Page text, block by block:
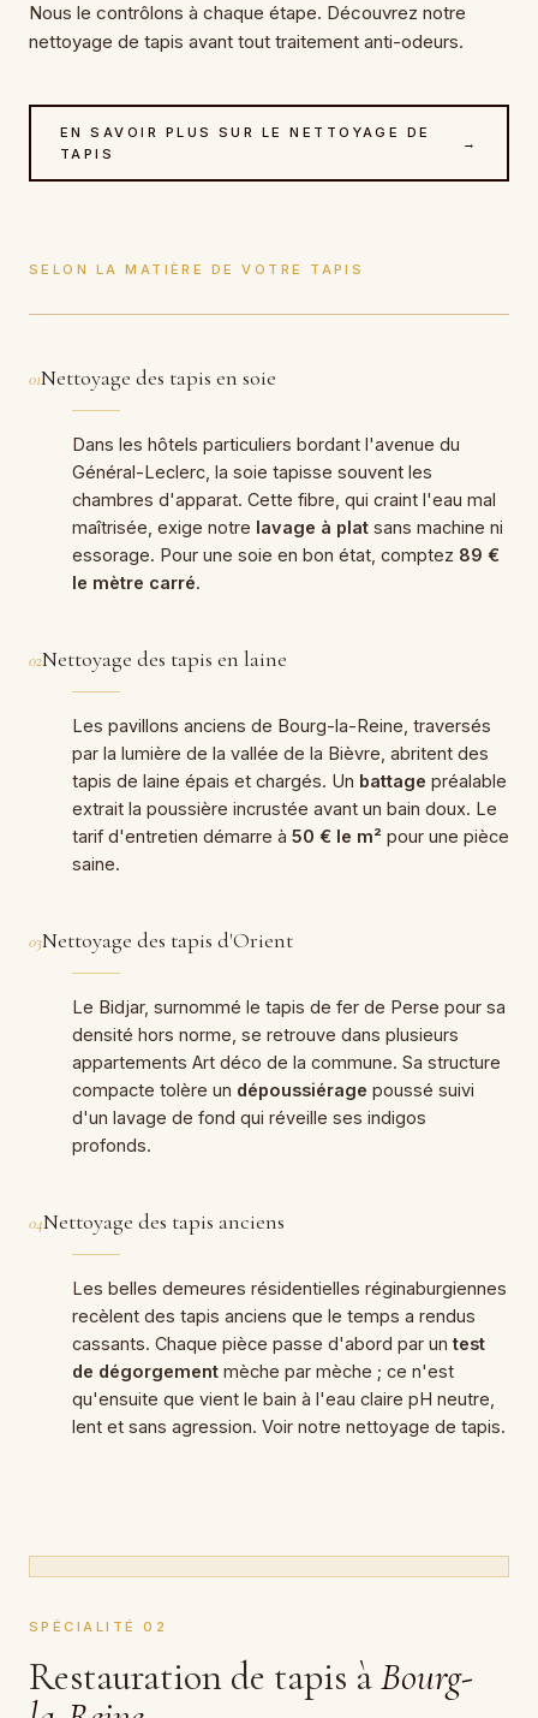
Nous le contrôlons à chaque étape. Découvrez notre
nettoyage de tapis avant tout traitement anti-odeurs.
EN SAVOIR PLUS SUR LE NETTOYAGE DE
TAPIS
→
SELON LA MATIÈRE DE VOTRE TAPIS
01Nettoyage des tapis en soie
Dans les hôtels particuliers bordant l'avenue du
Général-Leclerc, la soie tapisse souvent les
chambres d'apparat. Cette fibre, qui craint l'eau mal
maîtrisée, exige notre lavage à plat sans machine ni
essorage. Pour une soie en bon état, comptez 89 €
le mètre carré.
02Nettoyage des tapis en laine
Les pavillons anciens de Bourg-la-Reine, traversés
par la lumière de la vallée de la Bièvre, abritent des
tapis de laine épais et chargés. Un battage préalable
extrait la poussière incrustée avant un bain doux. Le
tarif d'entretien démarre à 50 € le m² pour une pièce
saine.
03Nettoyage des tapis d'Orient
Le Bidjar, surnommé le tapis de fer de Perse pour sa
densité hors norme, se retrouve dans plusieurs
appartements Art déco de la commune. Sa structure
compacte tolère un dépoussiérage poussé suivi
d'un lavage de fond qui réveille ses indigos
profonds.
04Nettoyage des tapis anciens
Les belles demeures résidentielles réginaburgiennes
recèlent des tapis anciens que le temps a rendus
cassants. Chaque pièce passe d'abord par untest
de dégorgement mèche par mèche ; ce n'est
qu'ensuite que vient le bain à l'eau claire pH neutre,
lent et sans agression. Voir notre nettoyage de tapis.
SPÉCIALITÉ 02
Restauration de tapis àBourg-